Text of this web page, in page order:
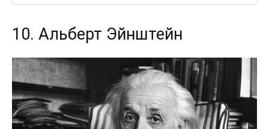
10. Альберт Эйнштейн